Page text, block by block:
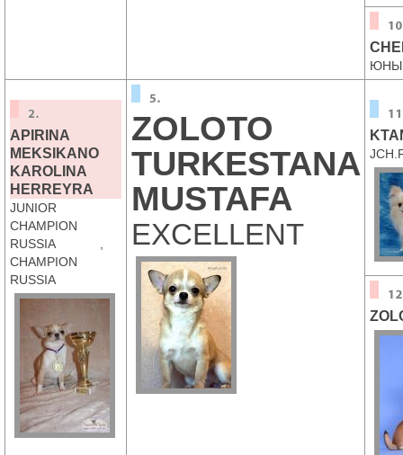
APIRINA
MEKSIKANO
KAROLINA
HERREYRA
JUNIOR
CHAMPION
RUSSIA ,
CHAMPION
RUSSIA
ZOLOTO
TURKESTANA
MUSTAFA
EXCELLENT